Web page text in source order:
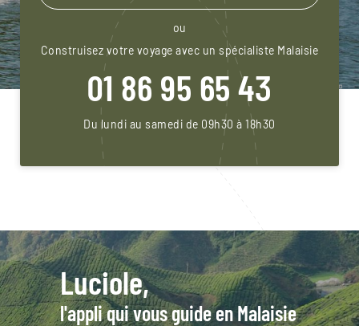
ou
Construisez votre voyage avec un spécialiste Malaisie
01 86 95 65 43
Du lundi au samedi de 09h30 à 18h30
Luciole,
l'appli qui vous guide en Malaisie